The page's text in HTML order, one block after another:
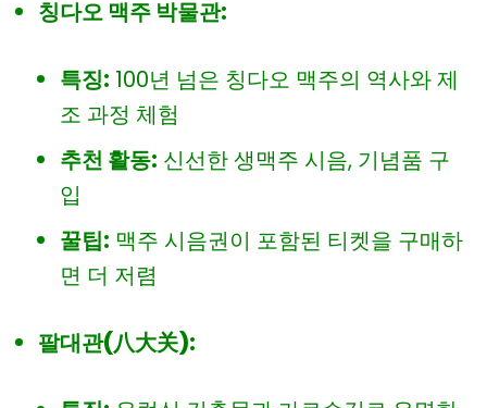
칭다오 맥주 박물관:
특징: 100년 넘은 칭다오 맥주의 역사와 제
조 과정 체험
추천 활동: 신선한 생맥주 시음, 기념품 구
입
꿀팁: 맥주 시음권이 포함된 티켓을 구매하
면 더 저렴
팔대관(八大关):